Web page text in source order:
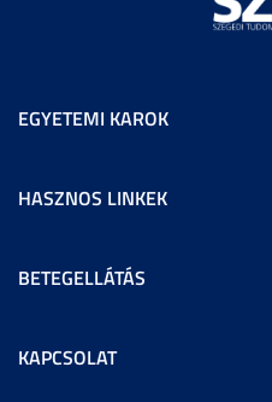
EGYETEMI KAROK
HASZNOS LINKEK
BETEGELLÁTÁS
KAPCSOLAT